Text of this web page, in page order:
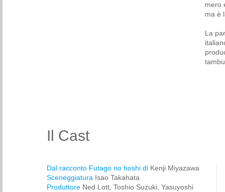
mero
ma è
La
Il Cast
Dal racconto Futago no hoshi di Kenji Miyazawa
Sceneggiatura Isao Takahata
Produttore Ned Lott, Toshio Suzuki, Yasuyoshi